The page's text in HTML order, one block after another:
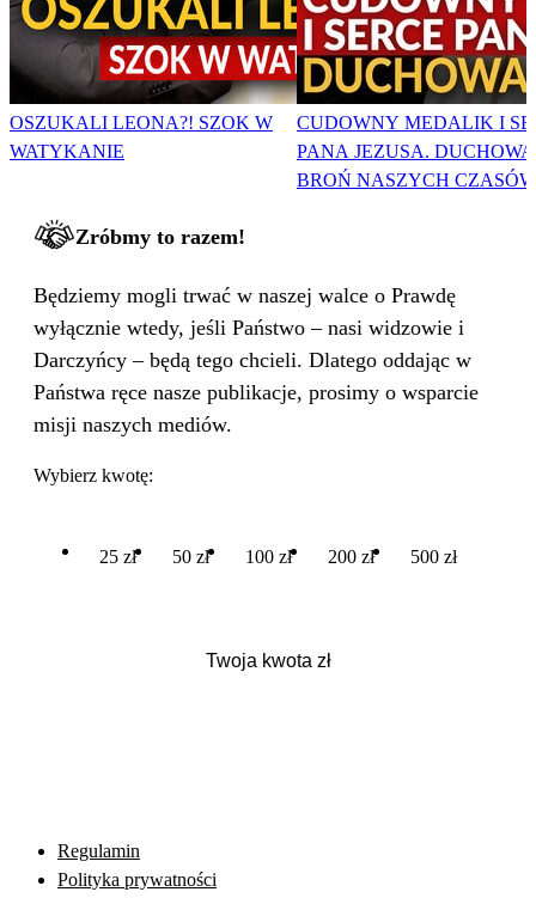
OSZUKALI LEONA?! SZOK W
WATYKANIE
CUDOWNY MEDALIK I
PANA JEZUSA. DUCHOWA
BROŃ NASZYCH
Zróbmy to razem!
Będziemy mogli trwać w naszej walce o Prawdę
wyłącznie wtedy, jeśli Państwo – nasi widzowie i
Darczyńcy – będą tego chcieli. Dlatego oddając w
Państwa ręce nasze publikacje, prosimy o wsparcie
misji naszych mediów.
Wybierz kwotę:
25 zł 50 zł 100 zł 200 zł 500 zł
Regulamin
Polityka prywatności